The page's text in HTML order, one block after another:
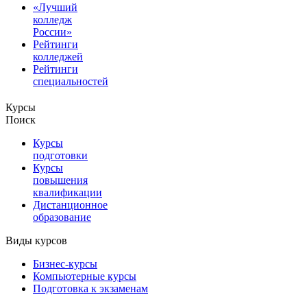
«Лучший
колледж
России»
Рейтинги
колледжей
Рейтинги
специальностей
Курсы
Поиск
Курсы
подготовки
Курсы
повышения
квалификации
Дистанционное
образование
Виды курсов
Бизнес-курсы
Компьютерные курсы
Подготовка к экзаменам